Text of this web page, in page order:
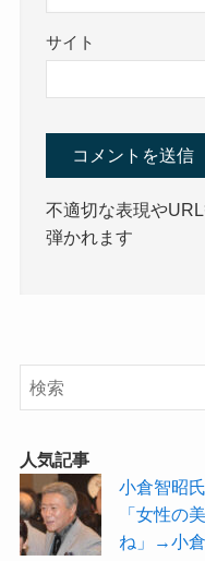
サイト
不適切な表現や
弾かれます
人気記事
小倉智昭
「女性の
ね」→小倉